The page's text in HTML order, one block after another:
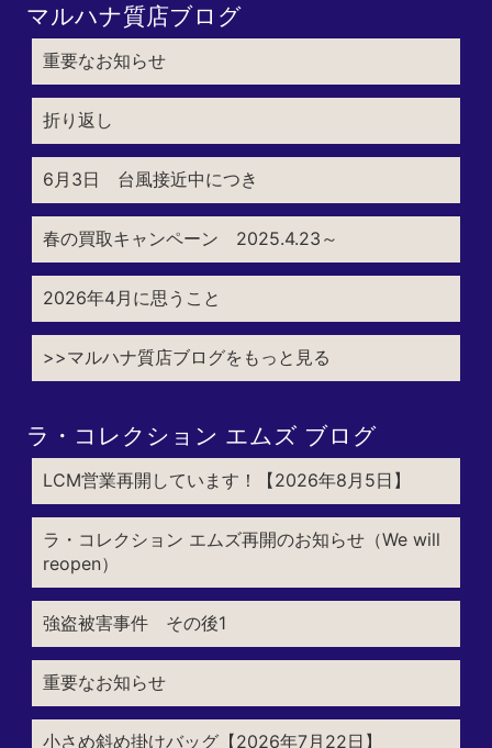
マルハナ質店ブログ
重要なお知らせ
折り返し
6月3日 台風接近中につき
春の買取キャンペーン 2025.4.23～
2026年4月に思うこと
>>マルハナ質店ブログをもっと見る
ラ・コレクション エムズ ブログ
LCM営業再開しています！【2026年8月5日】
ラ・コレクション エムズ再開のお知らせ（We will
reopen）
強盗被害事件 その後1
重要なお知らせ
小さめ斜め掛けバッグ【2026年7月22日】